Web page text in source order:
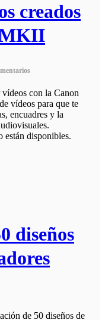
creados
MKII
vídeos con la Canon
vídeos para que te
encuadres y la
disponibles.
diseños
de 50 diseños de